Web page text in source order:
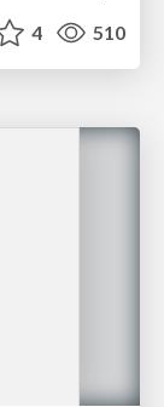
4 510